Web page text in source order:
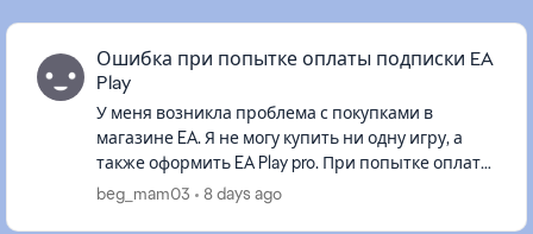
Ошибка при попытке оплаты подписки EA
Play
У меня возникла проблема с покупками в
магазине EA. Я не могу купить ни одну игру, а
также оформить EA Play pro. При попытке оплаты
банковской картой появляется ошибка: “We
beg_mam03 8 days ago